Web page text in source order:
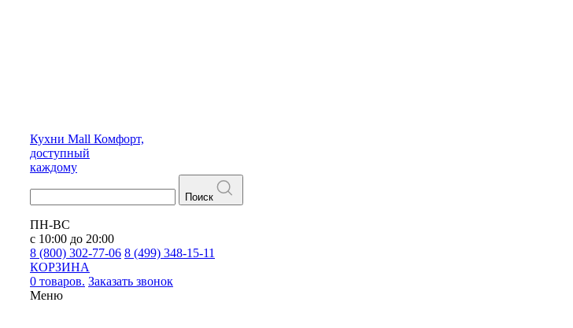
Кухни Mall Комфорт,
доступный
каждому
Поиск
ПН-ВС
с 10:00 до 20:00
8 (800) 302-77-06 8 (499) 348-15-11
КОРЗИНА
0 товаров. Заказать звонок
Меню